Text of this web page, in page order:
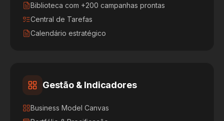
Biblioteca com +200 campanhas prontas
Central de Tarefas
Calendário estratégico
Gestão & Indicadores
Business Model Canvas